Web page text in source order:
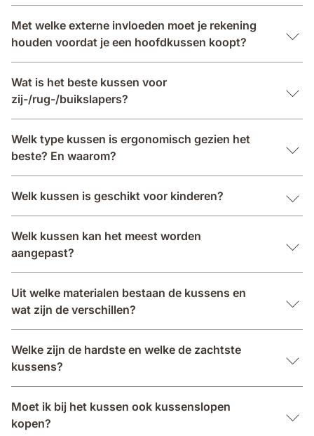
Met welke externe invloeden moet je rekening
houden voordat je een hoofdkussen koopt?
Wat is het beste kussen voor
zij-/rug-/buikslapers?
Welk type kussen is ergonomisch gezien het
beste? En waarom?
Welk kussen is geschikt voor kinderen?
Welk kussen kan het meest worden
aangepast?
Uit welke materialen bestaan de kussens en
wat zijn de verschillen?
Welke zijn de hardste en welke de zachtste
kussens?
Moet ik bij het kussen ook kussenslopen
kopen?